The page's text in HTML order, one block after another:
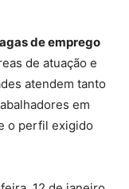
de emprego
de atuação e
atendem tanto
em
o perfil exigido